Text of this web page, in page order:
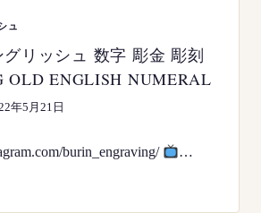
ュ
リッシュ 数字 彫金 彫刻
OLD ENGLISH NUMERAL
年5月21日
burin_engraving/
…